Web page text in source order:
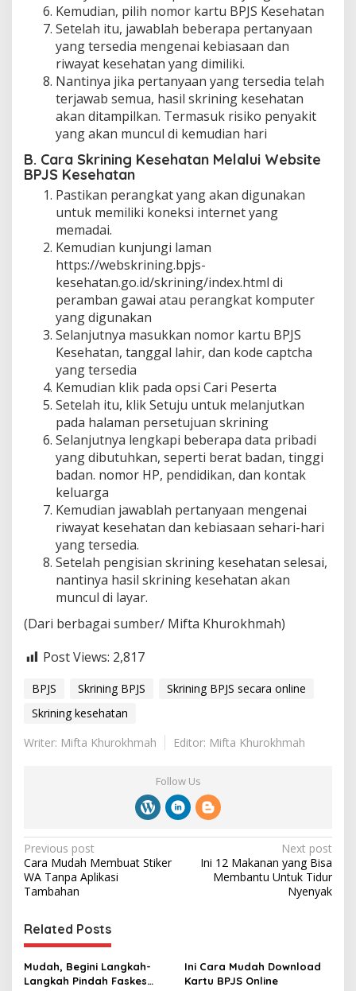
Kemudian, pilih nomor kartu BPJS Kesehatan
Setelah itu, jawablah beberapa pertanyaan
yang tersedia mengenai kebiasaan dan
riwayat kesehatan yang dimiliki.
Nantinya jika pertanyaan yang tersedia telah
terjawab semua, hasil skrining kesehatan
akan ditampilkan. Termasuk risiko penyakit
yang akan muncul di kemudian hari
B. Cara Skrining Kesehatan Melalui Website
BPJS Kesehatan
Pastikan perangkat yang akan digunakan
untuk memiliki koneksi internet yang
memadai.
Kemudian kunjungi laman
https://webskrining.bpjs-
kesehatan.go.id/skrining/index.html di
peramban gawai atau perangkat komputer
yang digunakan
Selanjutnya masukkan nomor kartu BPJS
Kesehatan, tanggal lahir, dan kode captcha
yang tersedia
Kemudian klik pada opsi Cari Peserta
Setelah itu, klik Setuju untuk melanjutkan
pada halaman persetujuan skrining
Selanjutnya lengkapi beberapa data pribadi
yang dibutuhkan, seperti berat badan, tinggi
badan. nomor HP, pendidikan, dan kontak
keluarga
Kemudian jawablah pertanyaan mengenai
riwayat kesehatan dan kebiasaan sehari-hari
yang tersedia.
Setelah pengisian skrining kesehatan selesai,
nantinya hasil skrining kesehatan akan
muncul di layar.
(Dari berbagai sumber/ Mifta Khurokhmah)
Post Views: 2,817
BPJS Skrining BPJS
Skrining BPJS secara online
Skrining kesehatan
Writer: Mifta Khurokhmah
Editor: Mifta Khurokhmah
Follow Us
P
o
s
t
n
a
Previous post
Cara Mudah Membuat Stiker
WA Tanpa Aplikasi
Tambahan ‎
Next post
Ini 12 Makanan yang Bisa
Membantu Untuk Tidur
Nyenyak
Related Posts
Mudah, Begini Langkah-
Langkah Pindah Faskes
Ini Cara Mudah Download
Kartu BPJS Online ‎